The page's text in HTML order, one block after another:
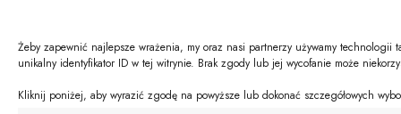
Żeby zapewnić najlepsze wrażenia, my oraz nasi partnerzy używamy
unikalny identyfikator ID w tej witrynie. Brak zgody lub jej wycofanie może
Kliknij poniżej, aby wyrazić zgodę na powyższe lub dokonać szczegółowych